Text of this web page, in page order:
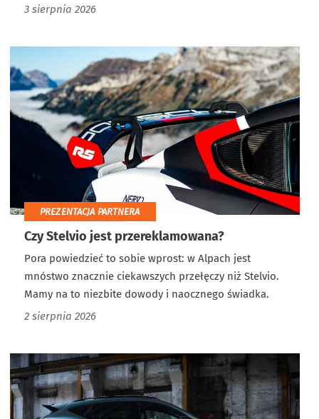
3 sierpnia 2026
PREZENTACJA PARTNERA
Czy Stelvio jest przereklamowana?
Pora powiedzieć to sobie wprost: w Alpach jest
mnóstwo znacznie ciekawszych przełęczy niż Stelvio.
Mamy na to niezbite dowody i naocznego świadka.
2 sierpnia 2026